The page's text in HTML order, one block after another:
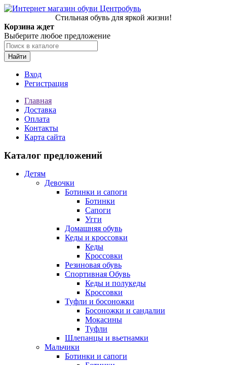
Стильная обувь для яркой жизни!
Корзина ждет
Выберите любое предложение
Найти
Вход
Регистрация
Главная
Доставка
Оплата
Контакты
Карта сайта
Каталог предложений
Детям
Девочки
Ботинки и сапоги
Ботинки
Сапоги
Угги
Домашняя обувь
Кеды и кроссовки
Кеды
Кроссовки
Резиновая обувь
Спортивная Обувь
Кеды и полукеды
Кроссовки
Туфли и босоножки
Босоножки и сандалии
Мокасины
Туфли
Шлепанцы и вьетнамки
Мальчики
Ботинки и сапоги